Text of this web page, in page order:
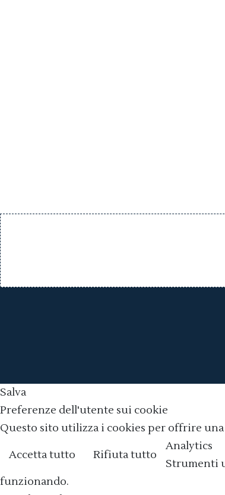
Salva
Preferenze dell'utente sui cookie
Questo sito utilizza i cookies per offrire
Accetta tutto
Rifiuta tutto
Analytics
Strumenti
funzionando.